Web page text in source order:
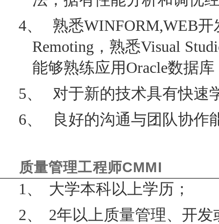
4、
熟悉WINFORM,WEB开
Remoting ，熟悉Visual
能够熟练应用Oracle数据库
5、
对于新的技术具有快速
6、
良好的沟通与团队协作
质量管理工程师CMMI
1、
大学本科以上学历；
2、
2年以上质量管理、开